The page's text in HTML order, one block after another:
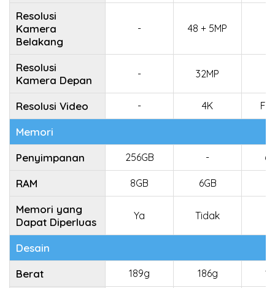
Resolusi
Kamera
Belakang
- 48 + 5MP
Resolusi
Kamera Depan
- 32MP
Resolusi Video - 4K
Memori
Penyimpanan
256GB -
RAM 8GB 6GB
Memori yang
Dapat Diperluas
Ya Tidak
Desain
Berat
189g 186g